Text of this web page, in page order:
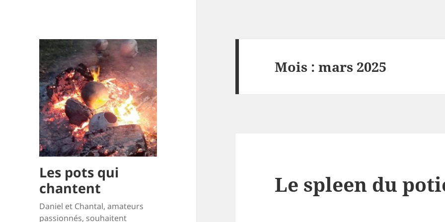
Les pots qui
chantent
Daniel et Chantal, amateurs
passionnés, souhaitent
Mois :mars 2025
Le spleen du